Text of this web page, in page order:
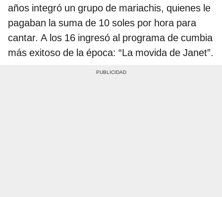
años integró un grupo de mariachis, quienes le
pagaban la suma de 10 soles por hora para
cantar. A los 16 ingresó al programa de cumbia
más exitoso de la época: “La movida de Janet”.